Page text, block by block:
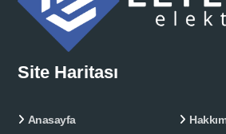
Site Haritası
Anasayfa